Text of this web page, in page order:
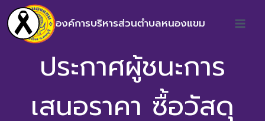
องค์การบริหารส่วนตำบลหนองแขม
ประกาศผู้ชนะการ
เสนอราคา ซื้อวัสดุ